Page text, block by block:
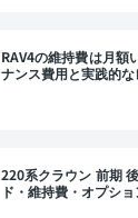
RAV4の維持費は月額
ナンス費用と実践的
220系クラウン 前期
ド・維持費・オプシ